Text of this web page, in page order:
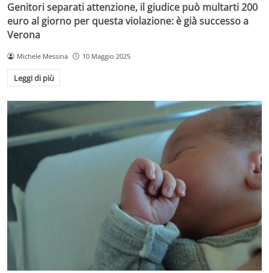
Genitori separati attenzione, il giudice può multarti 200
euro al giorno per questa violazione: è già successo a
Verona
Michele Messina 10 Maggio 2025
Leggi di più